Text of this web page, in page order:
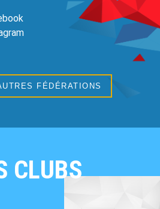
FÉDÉRATIONS
CLUBS